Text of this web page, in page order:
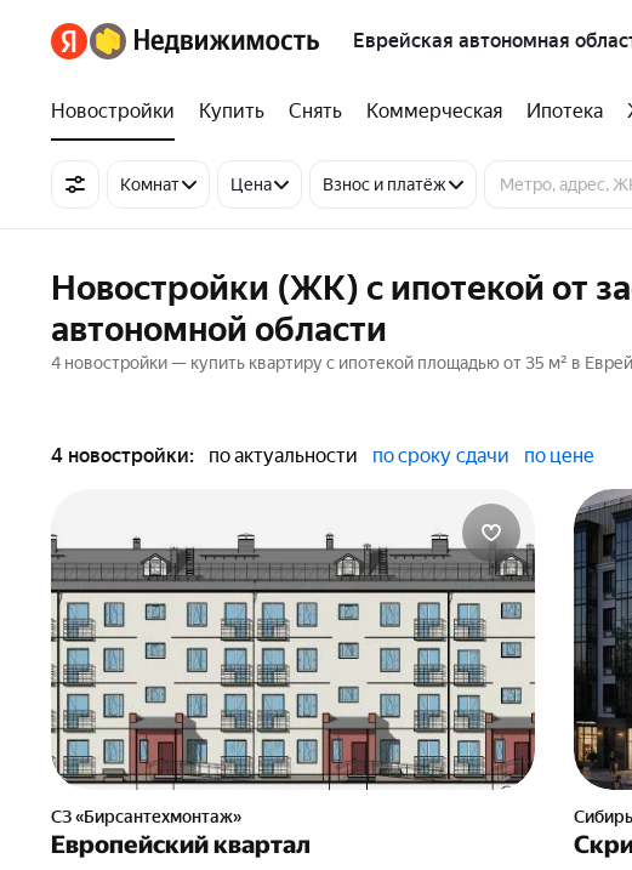
Еврейская автономная
Новостройки Купить Снять Коммерческая Ипотека
Комнат Цена Взнос и платёж
Новостройки (ЖК) с ипотекой от
автономной области
4 новостройки — купить квартиру с ипотекой площадью от 35 м² в
4 новостройки: по актуальности по сроку сдачи по цене
СЗ «Бирсантехмонтаж»
Европейский квартал